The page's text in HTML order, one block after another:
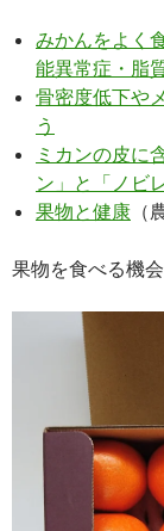
みかんをよく
能異常症・脂
骨密度低下や
う
ミカンの皮に
ン」と「ノビ
果物と健康 （
果物を食べる機